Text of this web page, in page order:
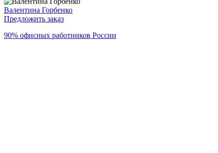
Валентина Горбенко
Предложить заказ
90% офисных работников России